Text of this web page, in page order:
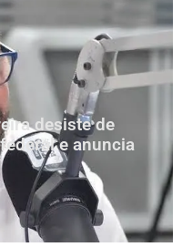
desiste de
e anuncia